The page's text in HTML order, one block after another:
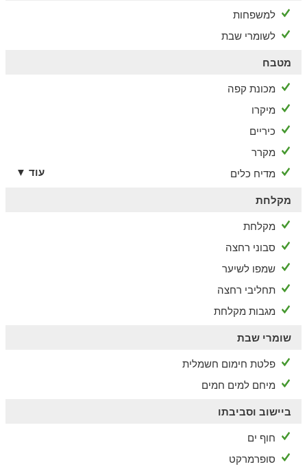
למשפחות
לשומרי שבת
מטבח
מכונת קפה
מיקרו
כיריים
מקרר
מדיח כלים
עוד ▼
מקלחת
מקלחת
סבוני רחצה
שמפו לשיער
תחליבי רחצה
מגבות מקלחת
שומרי שבת
פלטת חימום חשמלית
מיחם למים חמים
ביישוב וסביבתו
חוף ים
סופרמרקט